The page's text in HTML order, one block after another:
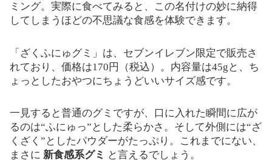
ミング。実際に食べてみると、この名付けの妙に納得
してしまうほどの不思議な食感を体験できます。
「ざくふにゅグミ」は、セブンイレブン限定で販売さ
れており、価格は170円（税込）。内容量は45gと、ち
ょっとしたおやつにちょうどいいサイズ感です。
一見すると普通のグミですが、口に入れた瞬間に広が
るのは“ふにゅっ”とした柔らかさ。そして外側には“ざ
くざく”としたパウダーがたっぷり。これまでにない、
まさに 新食感系グミ と言えるでしょう。